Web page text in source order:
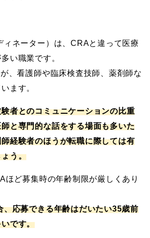
ィネーター）は、CRAと違って医療
い職業です。
、看護師や臨床検査技師、薬剤師な
ます。
者とのコミュニケーションの比重
と専門的な話をする場面も多いた
経験者のほうが転職に際しては有
う。
ほど募集時の年齢制限が厳しくあり
、応募できる年齢はだいたい35歳前
です。